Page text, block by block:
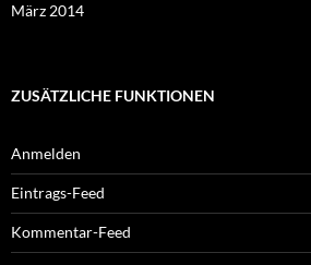
März 2014
ZUSÄTZLICHE FUNKTIONEN
Anmelden
Eintrags-Feed
Kommentar-Feed